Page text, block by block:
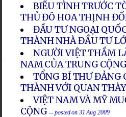
BIỂU TÌNH TRƯỚC
THỦ ĐÔ HOA THỊNH
ĐẦU TƯ NGOẠI
THÀNH NHÀ ĐẦU TƯ
NGƯỜI VIỆT THẦM
NAM CỦA TRUNG CỘNG
TỔNG BÍ THƯ ĐẢNG
THÀNH VỚI QUAN
VIỆT NAM VÀ MỸ
CỘNG -- posted on 31 Aug 2009